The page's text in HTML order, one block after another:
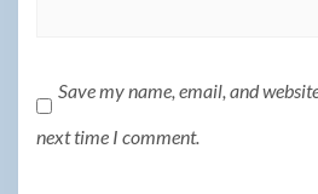
Save my name, email, and
next time I comment.